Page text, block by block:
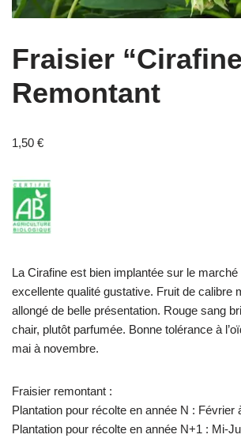
Fraisier
Remontant
1,50 €
La Cirafine est bien implantée sur le
excellente qualité gustative. Fruit de calibre
allongé de belle présentation. Rouge sang
chair, plutôt parfumée. Bonne tolérance à
mai à novembre.
Fraisier remontant :
Plantation pour récolte en année N : Février
Plantation pour récolte en année N+1 : Mi-